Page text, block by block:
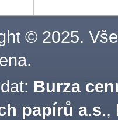
© 2025.
Burza
papírů a.s.,